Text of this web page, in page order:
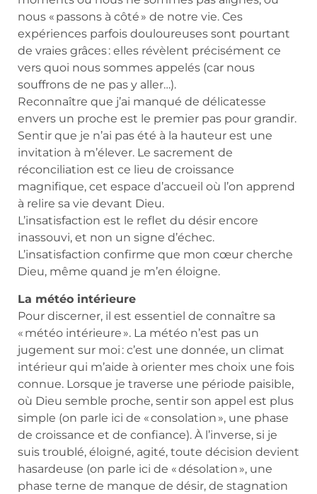
nous « passons à côté » de notre vie. Ces
expériences parfois douloureuses sont pourtant
de vraies grâces : elles révèlent précisément ce
vers quoi nous sommes appelés (car nous
souffrons de ne pas y aller…).
Reconnaître que j’ai manqué de délicatesse
envers un proche est le premier pas pour grandir.
Sentir que je n’ai pas été à la hauteur est une
invitation à m’élever. Le sacrement de
réconciliation est ce lieu de croissance
magnifique, cet espace d’accueil où l’on apprend
à relire sa vie devant Dieu.
L’insatisfaction est le reflet du désir encore
inassouvi, et non un signe d’échec.
L’insatisfaction confirme que mon cœur cherche
Dieu, même quand je m’en éloigne.
La météo intérieure
Pour discerner, il est essentiel de connaître sa
« météo intérieure ». La météo n’est pas un
jugement sur moi : c’est une donnée, un climat
intérieur qui m’aide à orienter mes choix une fois
connue. Lorsque je traverse une période paisible,
où Dieu semble proche, sentir son appel est plus
simple (on parle ici de « consolation », une phase
de croissance et de confiance). À l’inverse, si je
suis troublé, éloigné, agité, toute décision devient
hasardeuse (on parle ici de « désolation », une
phase terne de manque de désir, de stagnation